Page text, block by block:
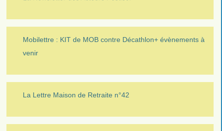
Mobilettre : KIT de MOB contre Décathlon+ évènements à
venir
La Lettre Maison de Retraite n°42